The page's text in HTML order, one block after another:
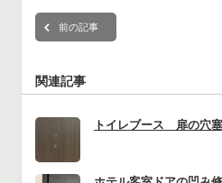
前の記事
関連記事
トイレブース 扉の穴